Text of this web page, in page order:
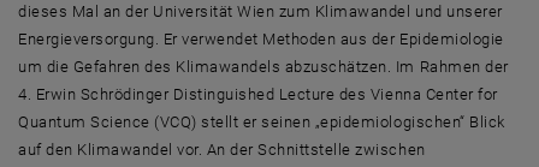
dieses Mal an der Universität Wien zum Klimawandel und unserer
Energieversorgung. Er verwendet Methoden aus der Epidemiologie
um die Gefahren des Klimawandels abzuschätzen. Im Rahmen der
4. Erwin Schrödinger Distinguished Lecture des Vienna Center for
Quantum Science (VCQ) stellt er seinen „epidemiologischen“ Blick
auf den Klimawandel vor. An der Schnittstelle zwischen